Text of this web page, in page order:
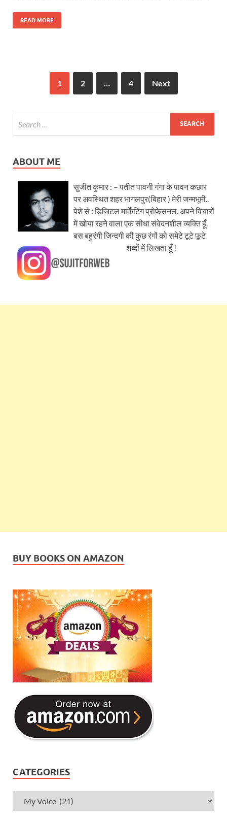
READ MORE
1 2 4 Next
ABOUT ME
सुजीत कुमार : – पतीत पावनी गंगा के पावन कछार
पर अवस्थित शहर भागलपुर(बिहार ) मेरी जन्मभूमी..
पेशे से : डिजिटल मार्केटिंग प्रोफेसनल. अपने विचारों
में खोया रहने वाला एक सीधा संवेदनशील व्यक्ति हूँ.
बस बहुरंगी जिन्दगी की कुछ रंगों को समेटे टूटे फूटे
शब्दों में लिखता हूँ !
BUY BOOKS ON AMAZON
CATEGORIES